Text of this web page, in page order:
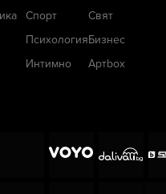
Спорт
Психология
Интимно
Свят
Бизнес
Артbox